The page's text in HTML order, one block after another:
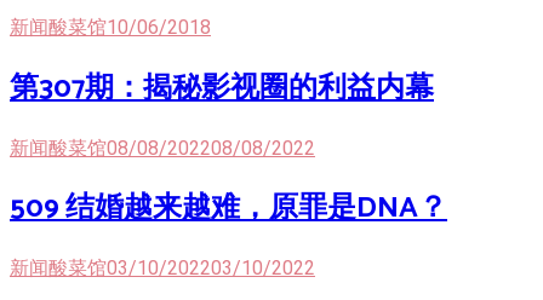
新闻酸菜馆10/06/2018
第307期：揭秘影视圈的利益内幕
新闻酸菜馆08/08/202208/08/2022
509 结婚越来越难，原罪是DNA？
新闻酸菜馆03/10/202203/10/2022